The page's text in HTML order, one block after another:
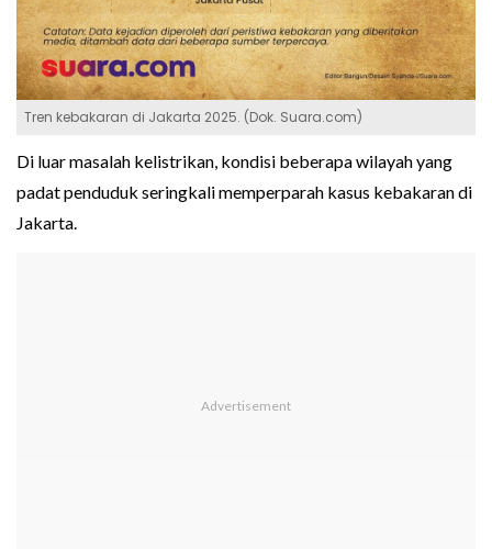
Tren kebakaran di Jakarta 2025. (Dok. Suara.com)
Di luar masalah kelistrikan, kondisi beberapa wilayah yang
padat penduduk seringkali memperparah kasus kebakaran di
Jakarta.